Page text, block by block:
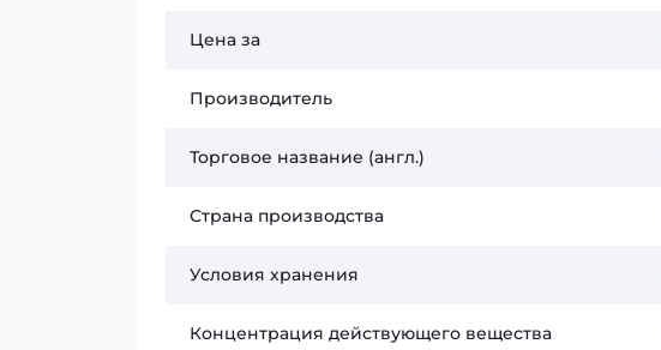
Цена за
Производитель
Торговое название (англ.)
Страна производства
Условия хранения
Концентрация действующего вещества